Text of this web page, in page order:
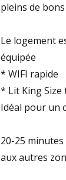
pleins de
Le logement
équipée
* WIFI rapide
* Lit King
Idéal pour un
20-25
aux autres